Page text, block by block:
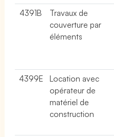
4391B
Travaux de
couverture par
éléments
4399E
Location avec
opérateur de
matériel de
construction